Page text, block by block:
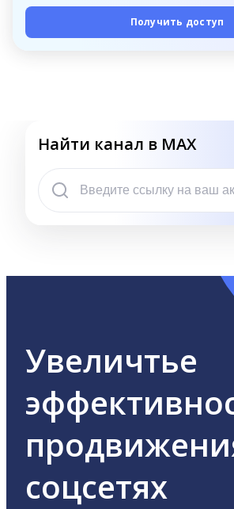
Получить доступ
Найти канал в MAX
Увеличтье
соцсетях